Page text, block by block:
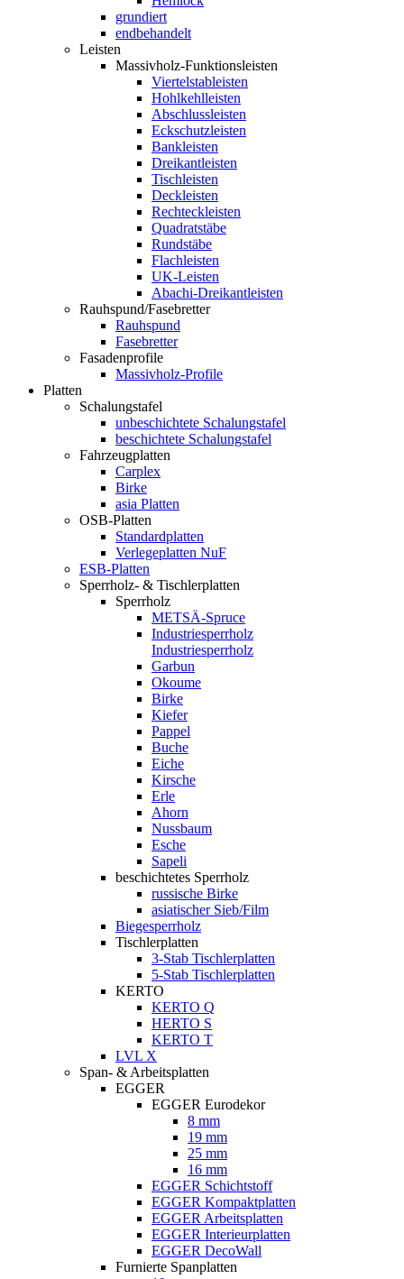
grundiert
endbehandelt
Leisten
Massivholz-Funktionsleisten
Viertelstableisten
Hohlkehlleisten
Abschlussleisten
Eckschutzleisten
Bankleisten
Dreikantleisten
Tischleisten
Deckleisten
Rechteckleisten
Quadratstäbe
Rundstäbe
Flachleisten
UK-Leisten
Abachi-Dreikantleisten
Rauhspund/Fasebretter
Rauhspund
Fasebretter
Fasadenprofile
Massivholz-Profile
Platten
Schalungstafel
unbeschichtete Schalungstafel
beschichtete Schalungstafel
Fahrzeugplatten
Carplex
Birke
asia Platten
OSB-Platten
Standardplatten
Verlegeplatten NuF
ESB-Platten
Sperrholz- & Tischlerplatten
Sperrholz
METSÄ-Spruce
Industriesperrholz
Industriesperrholz
Garbun
Okoume
Birke
Kiefer
Pappel
Buche
Eiche
Kirsche
Erle
Ahorn
Nussbaum
Esche
Sapeli
beschichtetes Sperrholz
russische Birke
asiatischer Sieb/Film
Biegesperrholz
Tischlerplatten
3-Stab Tischlerplatten
5-Stab Tischlerplatten
KERTO
KERTO Q
HERTO S
KERTO T
LVL X
Span- & Arbeitsplatten
EGGER
EGGER Eurodekor
8 mm
19 mm
25 mm
16 mm
EGGER Schichtstoff
EGGER Kompaktplatten
EGGER Arbeitsplatten
EGGER Interieurplatten
EGGER DecoWall
Furnierte Spanplatten